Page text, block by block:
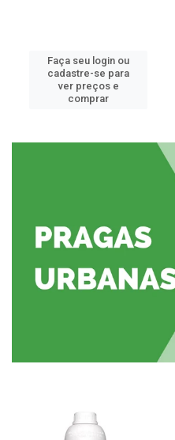
Faça seu login ou
cadastre-se para
ver preços e
comprar